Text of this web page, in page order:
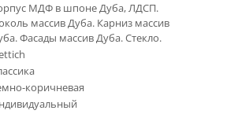
МДФ в шпоне Дуба, ЛДСП.
массив Дуба. Карниз массив
Фасады массив Дуба. Стекло.
коричневая